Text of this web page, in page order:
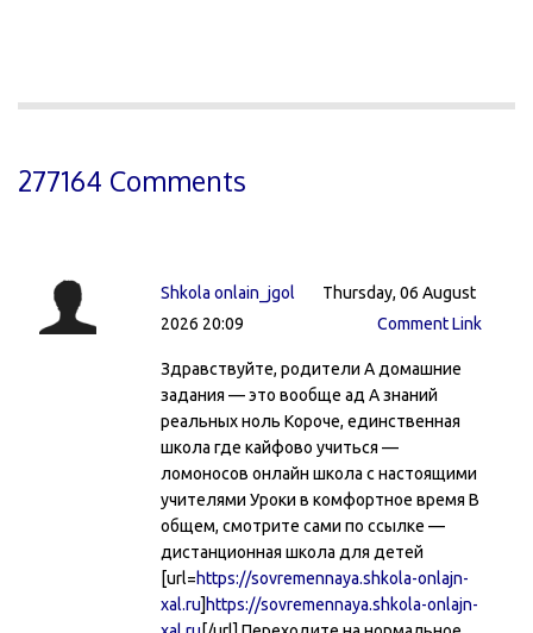
277164 Comments
Shkola onlain_jgol
Thursday, 06 August
2026 20:09
Comment Link
Здравствуйте, родители А домашние
задания — это вообще ад А знаний
реальных ноль Короче, единственная
школа где кайфово учиться —
ломоносов онлайн школа с настоящими
учителями Уроки в комфортное время В
общем, смотрите сами по ссылке —
дистанционная школа для детей
[url=https://sovremennaya.shkola-onlajn-
xal.ru] https://sovremennaya.shkola-onlajn-